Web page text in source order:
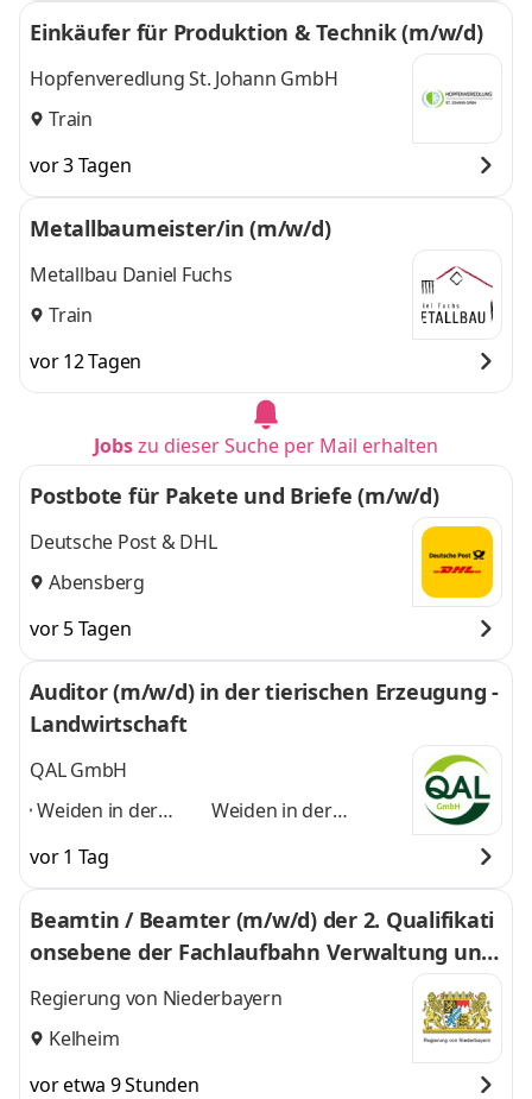
Einkäufer für Produktion & Technik (m/w/d)
Hopfenveredlung St. Johann GmbH
Train
vor 3 Tagen
Metallbaumeister/in (m/w/d)
Metallbau Daniel Fuchs
Train
vor 12 Tagen
Jobszu dieser Suche per Mail erhalten
Postbote für Pakete und Briefe (m/w/d)
Deutsche Post & DHL
Abensberg
vor 5 Tagen
Auditor (m/w/d) in der tierischen Erzeugung -
Landwirtschaft
QAL GmbH
Weiden in der
Schwandorf,
Neumarkt in der
Oberpfalz,
Regensburg, Cham,
Weiden in der
Neumarkt in der
Oberpfalz,
Regensburg, Cham,
vor 1 Tag
Beamtin / Beamter (m/w/d) der 2. Qualifikati
onsebene der Fachlaufbahn Verwaltung und
Finanzen mit dem fachlichen Schwerpunkt ni
chttechnischer Verwaltungsdienst
Regierung von Niederbayern
Kelheim
vor etwa 9 Stunden